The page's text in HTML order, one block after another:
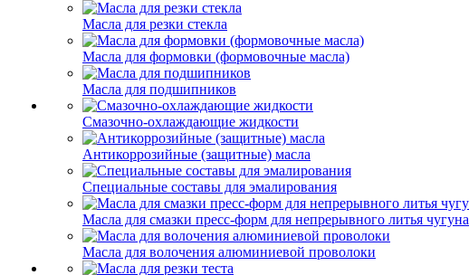
Масла для резки стекла
Масла для формовки (формовочные масла)
Масла для подшипников
Смазочно-охлаждающие жидкости
Антикоррозийные (защитные) масла
Специальные составы для эмалирования
Масла для смазки пресс-форм для непрерывного литья чугуна
Масла для волочения алюминиевой проволоки